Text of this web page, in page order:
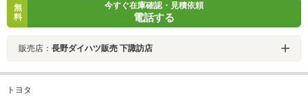
無
料
今すぐ在庫確認・見積依頼
電話する
販売店： 長野ダイハツ販売 下諏訪店
トヨタ